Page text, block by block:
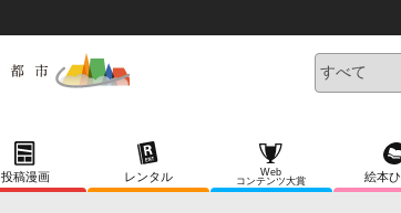
投稿漫画 レンタル
Web
コンテンツ大賞
絵本